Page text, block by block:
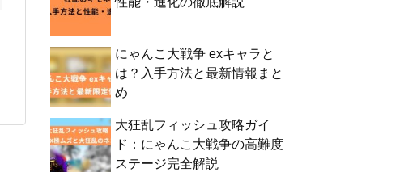
にゃんこ大戦争 exキャラと
は？入手方法と最新情報まと
め
大狂乱フィッシュ攻略ガイ
ド：にゃんこ大戦争の高難度
ステージ完全解説